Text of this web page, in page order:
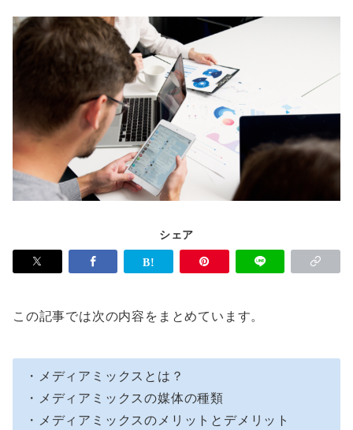
シェア
この記事では次の内容をまとめています。
・メディアミックスとは？
・メディアミックスの媒体の種類
・メディアミックスのメリットとデメリット